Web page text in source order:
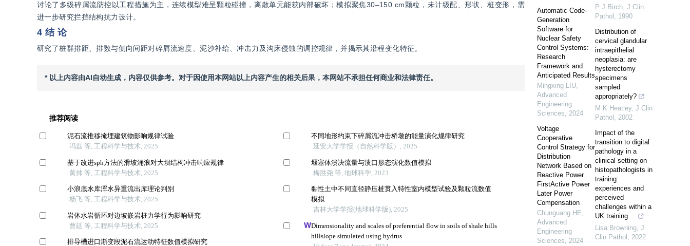
讨论了多级碎屑流防控以工程措施为主，连续模型难呈颗粒碰撞，离散单元能获内部破坏；模拟聚焦30–150 cm颗粒，未计级配、形状、桩变形，需
进一步研究拦挡结构抗力设计。
4 结 论
研究了桩群排距、排数与侧向间距对碎屑流速度、泥沙补给、冲击力及沟床侵蚀的调控规律，并揭示其沿程变化特征。
* 以上内容由AI自动生成，内容仅供参考。对于因使用本网站以上内容产生的相关后果，本网站不承担任何商业和法律责任。
Automatic Code-
Generation
Software for
Nuclear Safety
Control Systems:
Research
Framework and
Anticipated Results
Mingxing LIU,
Advanced
Engineering
Sciences, 2024
Voltage
Cooperative
Control Strategy for
Distribution
Network Based on
Reactive Power
FirstActive Power
Later Power
Compensation
Chunguang HE,
Advanced
Engineering
Sciences, 2024
P J Birch, J Clin
Pathol , 1990
Distribution of
cervical glandular
intraepithelial
neoplasia: are
hysterectomy
specimens
sampled
appropriately?
M K Heatley, J Clin
Pathol , 2002
Impact of the
transition to digital
pathology in a
clinical setting on
histopathologists in
training:
experiences and
perceived
challenges within a
UK training ...
Lisa Browning, J
Clin Pathol , 2022